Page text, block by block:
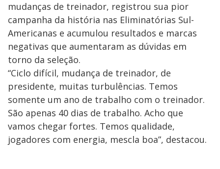
mudanças de treinador, registrou sua pior
campanha da história nas Eliminatórias Sul-
Americanas e acumulou resultados e marcas
negativas que aumentaram as dúvidas em
torno da seleção.
“Ciclo difícil, mudança de treinador, de
presidente, muitas turbulências. Temos
somente um ano de trabalho com o treinador.
São apenas 40 dias de trabalho. Acho que
vamos chegar fortes. Temos qualidade,
jogadores com energia, mescla boa”, destacou.